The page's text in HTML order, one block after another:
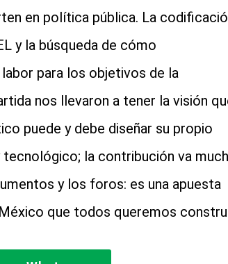
en política pública. La
y la búsqueda de cómo
para los objetivos de la
nos llevaron a tener la visión
puede y debe diseñar su propio
la contribución va
y los foros: es una apuesta
que todos queremos